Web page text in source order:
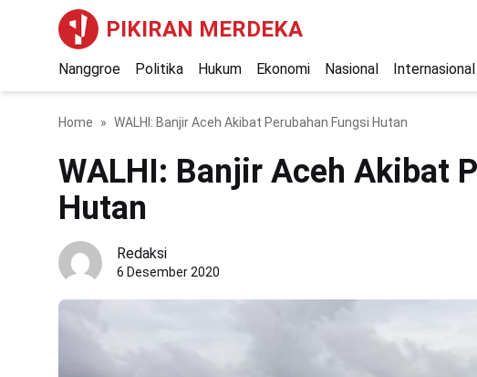
PIKIRAN MERDEKA
Nanggroe Politika Hukum Ekonomi Nasional Internasional
Home WALHI: Banjir Aceh Akibat Perubahan Fungsi Hutan
WALHI: Banjir Aceh Akibat
Hutan
Redaksi
6 Desember 2020